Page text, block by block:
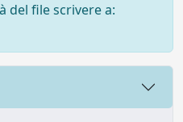
del file scrivere a: